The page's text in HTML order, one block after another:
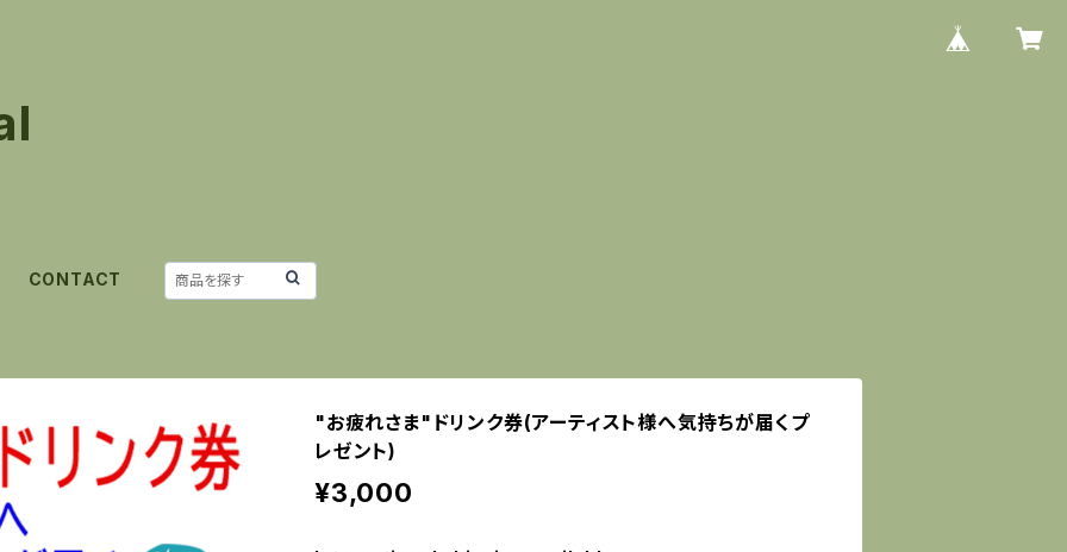
CONTACT
"お疲れさま"ドリンク券(アーティスト様へ気持ちが届くプ
レゼント)
¥3,000